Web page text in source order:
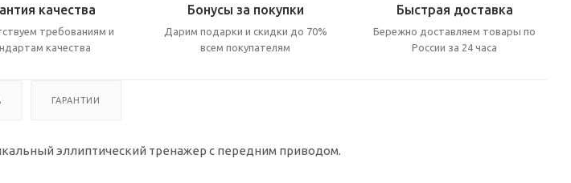
качества
требованиям и
качества
Бонусы за покупки
Дарим подарки и скидки до 70%
всем покупателям
Быстрая доставка
Бережно доставляем товары по
России за 24 часа
ГАРАНТИИ
эллиптический тренажер с передним приводом.